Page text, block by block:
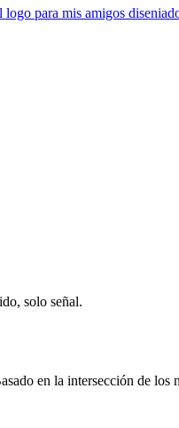
para mis amigos
solo señal.
en la intersección de